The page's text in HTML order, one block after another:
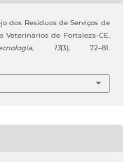
dos Resíduos de Serviços de
Veterinários de Fortaleza-CE.
, 13(3), 72–81.